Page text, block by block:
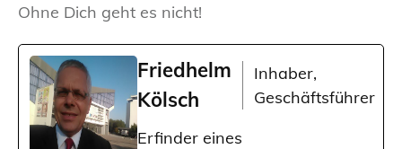
Ohne Dich geht es nicht!
Friedhelm
Kölsch
Inhaber,
Geschäftsführer
Erfinder eines